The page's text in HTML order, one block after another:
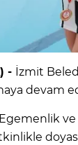
- İzmit
devam
ve